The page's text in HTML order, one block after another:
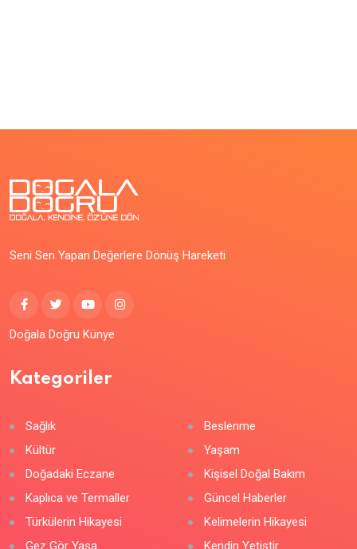
Seni Sen Yapan Değerlere Dönüş Hareketi
Doğala Doğru Künye
Kategoriler
Sağlık
Beslenme
Kültür
Yaşam
Doğadaki Eczane
Kişisel Doğal Bakım
Kaplıca ve Termaller
Güncel Haberler
Türkülerin Hikayesi
Kelimelerin Hikayesi
Gez Gör Yaşa
Kendin Yetiştir